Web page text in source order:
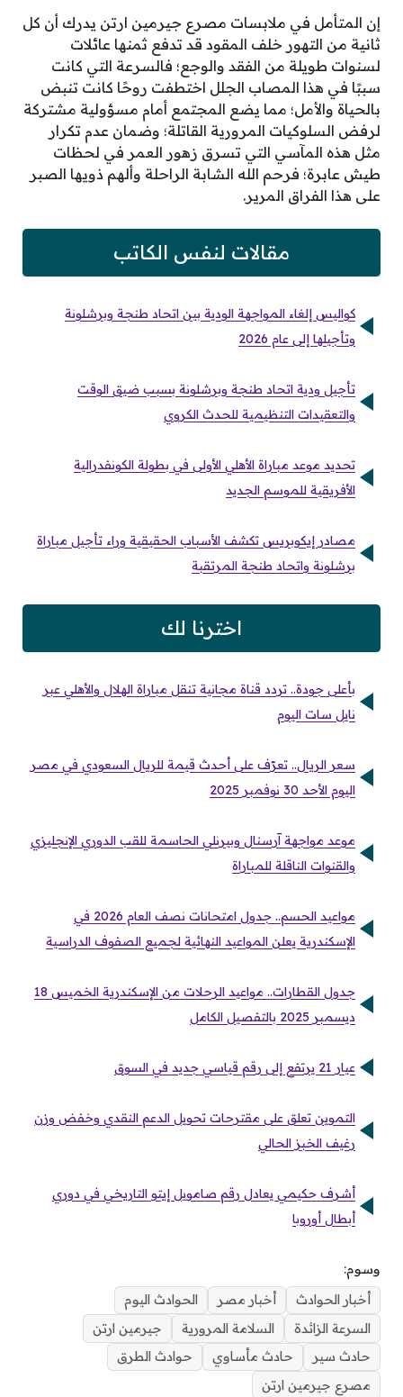
إن المتأمل في ملابسات مصرع جيرمين ارتن يدرك أن كل
ثانية من التهور خلف المقود قد تدفع ثمنها عائلات
لسنوات طويلة من الفقد والوجع؛ فالسرعة التي كانت
سببًا في هذا المصاب الجلل اختطفت روحًا كانت تنبض
بالحياة والأمل؛ مما يضع المجتمع أمام مسؤولية مشتركة
لرفض السلوكيات المرورية القاتلة؛ وضمان عدم تكرار
مثل هذه المآسي التي تسرق زهور العمر في لحظات
طيش عابرة؛ فرحم الله الشابة الراحلة وألهم ذويها الصبر
على هذا الفراق المرير.
مقالات لنفس الكاتب
كواليس إلغاء المواجهة الودية بين اتحاد طنجة وبرشلونة
وتأجيلها إلى عام 2026
تأجيل ودية اتحاد طنجة وبرشلونة بسبب ضيق الوقت
والتعقيدات التنظيمية للحدث الكروي
تحديد موعد مباراة الأهلي الأولى في بطولة الكونفدرالية
الأفريقية للموسم الجديد
مصادر إيكوبريس تكشف الأسباب الحقيقية وراء تأجيل مباراة
برشلونة واتحاد طنجة المرتقبة
اخترنا لك
بأعلى جودة.. تردد قناة مجانية تنقل مباراة الهلال والأهلي عبر
نايل سات اليوم
سعر الريال.. تعرّف على أحدث قيمة للريال السعودي في مصر
اليوم الأحد 30 نوفمبر 2025
موعد مواجهة آرسنال وبيرنلي الحاسمة للقب الدوري الإنجليزي
والقنوات الناقلة للمباراة
مواعيد الحسم.. جدول امتحانات نصف العام 2026 في
الإسكندرية يعلن المواعيد النهائية لجميع الصفوف الدراسية
جدول القطارات.. مواعيد الرحلات من الإسكندرية الخميس 18
ديسمبر 2025 بالتفصيل الكامل
عيار 21 يرتفع إلى رقم قياسي جديد في السوق
التموين تعلق على مقترحات تحويل الدعم النقدي وخفض وزن
رغيف الخبز الحالي
أشرف حكيمي يعادل رقم صامويل إيتو التاريخي في دوري
أبطال أوروبا
وسوم:
أخبار الحوادث
أخبار مصر
الحوادث اليوم
السرعة الزائدة
السلامة المرورية
جيرمين ارتن
حادث سير
حادث مأساوي
حوادث الطرق
مصرع جيرمين ارتن